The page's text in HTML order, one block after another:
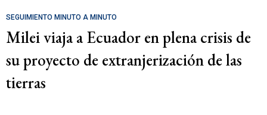
SEGUIMIENTO MINUTO A MINUTO
Milei viaja a Ecuador en plena crisis de
su proyecto de extranjerización de las
tierras